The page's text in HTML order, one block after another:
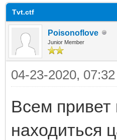
Tvt.ctf
Poisonoflove
Junior Member
04-23-2020,
Всем
находиться